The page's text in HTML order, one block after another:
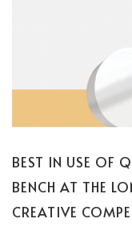
BEST IN USE OF
BENCH AT THE
CREATIVE